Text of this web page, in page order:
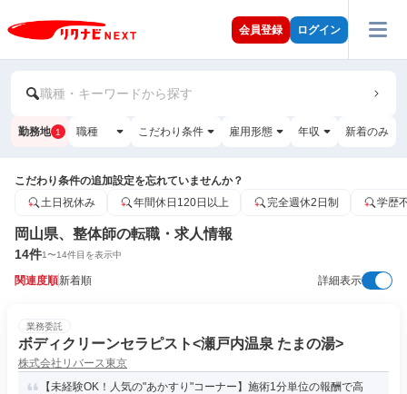
会員登録 ログイン
職種・キーワードから探す
勤務地 1 職種 こだわり条件 雇用形態 年収 新着のみ
こだわり条件の追加設定を忘れていませんか？
土日祝休み
年間休日120日以上 完全週休2日制 学歴
岡山県、整体師の転職・求人情報
14件1〜14件目を表示中
関連度順新着順 詳細表示
業務委託
ボディクリーンセラピスト<瀬戸内温泉 たまの湯>
株式会社リバース東京
【未経験OK！人気の"あかすり"コーナー】施術1分単位の報酬で高